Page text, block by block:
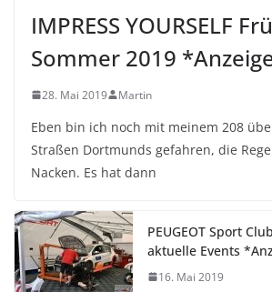
IMPRESS YOURSELF
Sommer 2019
28. Mai 2019 Martin
Eben bin ich noch mit meinem 208
Straßen Dortmunds gefahren, die
Nacken. Es hat dann
PEUGEOT Sport
aktuelle Events
16. Mai 2019